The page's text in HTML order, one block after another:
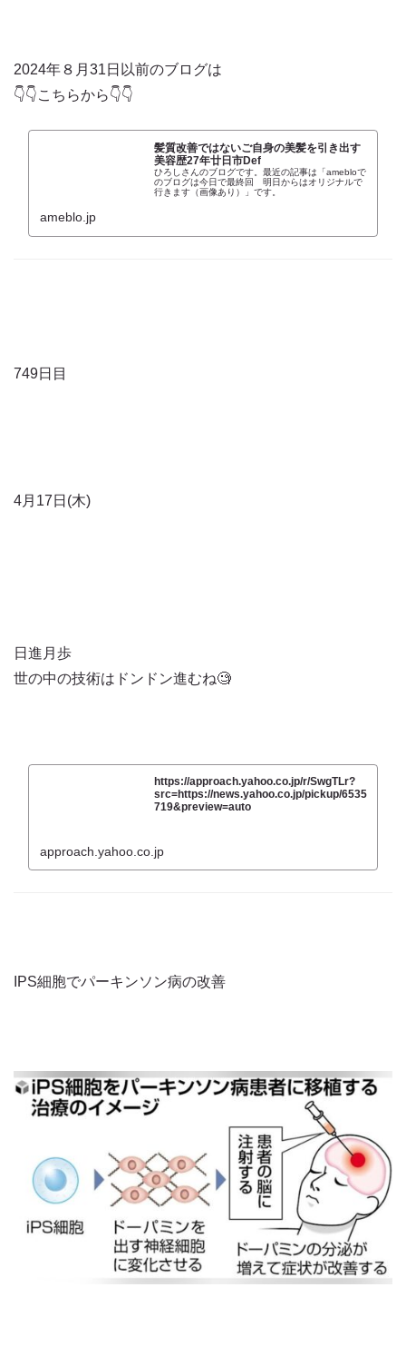
2024年８月31日以前のブログは
👇👇こちらから👇👇
髪質改善ではないご自身の美髪を引き出す
美容歴27年廿日市Def
ひろしさんのブログです。最近の記事は「amebloで
のブログは今日で最終回 明日からはオリジナルで
行きます（画像あり）」です。
ameblo.jp
749日目
4月17日(木)
日進月歩
世の中の技術はドンドン進むね🧐
https://approach.yahoo.co.jp/r/SwgTLr?
src=https://news.yahoo.co.jp/pickup/6535
719&preview=auto
approach.yahoo.co.jp
IPS細胞でパーキンソン病の改善